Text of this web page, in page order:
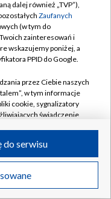
w likwidacji
dalej również „TVP”),
Zaufanych
(w tym do
zainteresowań i
wskazujemy poniżej, a
PPID do Google.
przez Ciebie naszych
w tym informacje
cookie, sygnalizatory
świadczenie
przez Ciebie
IP, identyfikatory
do serwisu